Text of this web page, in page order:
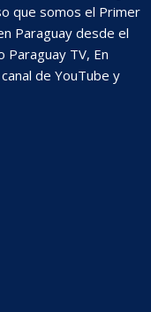
que somos el Primer
Paraguay desde el
Paraguay TV, En
de YouTube y